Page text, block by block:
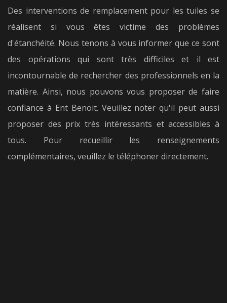
Des interventions de remplacement pour les tuiles se
réalisent si vous êtes victime des problèmes
d'étanchéité. Nous tenons à vous informer que ce sont
des opérations qui sont très difficiles et il est
incontournable de rechercher des professionnels en la
matière. Ainsi, nous pouvons vous proposer de faire
confiance à Ent Benoit. Veuillez noter qu'il peut aussi
proposer des prix très intéressants et accessibles à
tous. Pour recueillir les renseignements
complémentaires, veuillez le téléphoner directement.